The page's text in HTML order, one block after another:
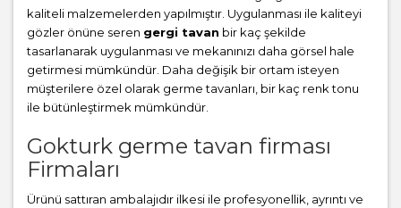
kaliteli malzemelerden yapılmıştır. Uygulanması ile kaliteyi
gözler önüne seren gergi tavan bir kaç şekilde
tasarlanarak uygulanması ve mekanınızı daha görsel hale
getirmesi mümkündür. Daha değişik bir ortam isteyen
müşterilere özel olarak germe tavanları, bir kaç renk tonu
ile bütünleştirmek mümkündür.
Gokturk germe tavan firması
Firmaları
Ürünü sattıran ambalajıdır ilkesi ile profesyonellik, ayrıntı ve